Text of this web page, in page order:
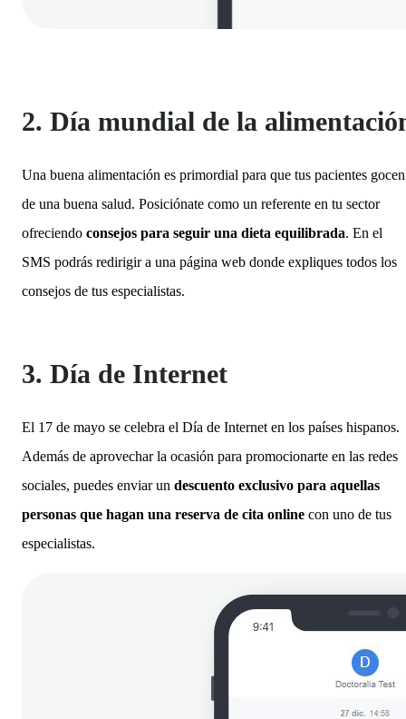
2. Día mundial de la
Una buena alimentación es primordial para que tus pacientes gocen
de una buena salud. Posiciónate como un referente en tu sector
ofreciendo consejos para seguir una dieta equilibrada. En el
SMS podrás redirigir a una página web donde expliques todos los
consejos de tus especialistas.
3. Día de Internet
El 17 de mayo se celebra el Día de Internet en los países hispanos.
Además de aprovechar la ocasión para promocionarte en las redes
sociales, puedes enviar un descuento exclusivo para aquellas
personas que hagan una reserva de cita online con uno de tus
especialistas.